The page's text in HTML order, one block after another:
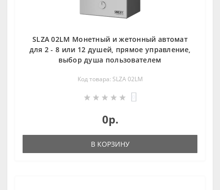
SLZA 02LM Монетный и жетoнный автомат
для 2 - 8 или 12 душей, прямое управление,
выбор душа пользователем
Код товара: SLZA 02LM
0р.
В КОРЗИНУ